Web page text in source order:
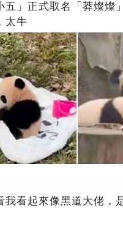
五」正式取名「莽燦燦
太牛
我看起來‬像‬黑道‬大佬‬，